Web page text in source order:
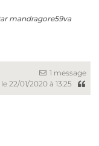
mandragore59va
1 message
le 22/01/2020 à 13:25